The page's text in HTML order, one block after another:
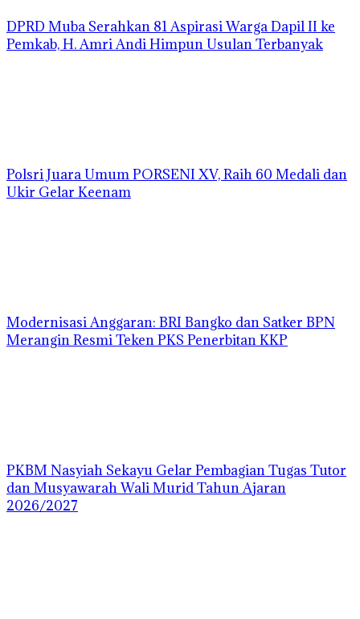
DPRD Muba Serahkan 81 Aspirasi Warga Dapil II ke
Pemkab, H. Amri Andi Himpun Usulan Terbanyak
Polsri Juara Umum PORSENI XV, Raih 60 Medali dan
Ukir Gelar Keenam
Modernisasi Anggaran: BRI Bangko dan Satker BPN
Merangin Resmi Teken PKS Penerbitan KKP
PKBM Nasyiah Sekayu Gelar Pembagian Tugas Tutor
dan Musyawarah Wali Murid Tahun Ajaran
2026/2027